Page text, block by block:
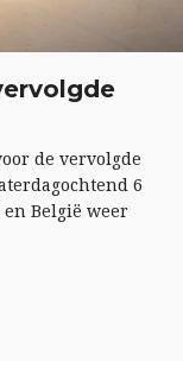
de vervolgde
6
België weer